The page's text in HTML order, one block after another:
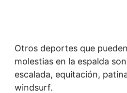
Otros deportes que
molestias en la espalda
escalada, equitación,
windsurf.